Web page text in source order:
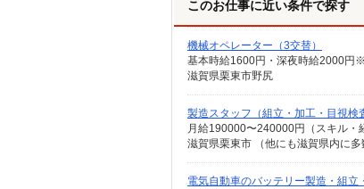
このお仕事に近い条件で探す
機械オペレーター（3交替）
滋賀県栗東市野尻
製造スタッフ（組立・加工・目視検
月給190000〜240000円（スキル・
電気自動車のバッテリー製造・組立